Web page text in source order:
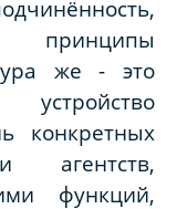
же - это
устройство
конкретных
агентств,
функций,